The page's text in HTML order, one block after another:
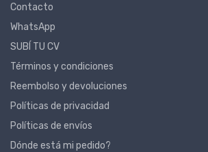
Contacto
WhatsApp
SUBÍ TU CV
Términos y condiciones
Reembolso y devoluciones
Políticas de privacidad
Políticas de envíos
Dónde está mi pedido?